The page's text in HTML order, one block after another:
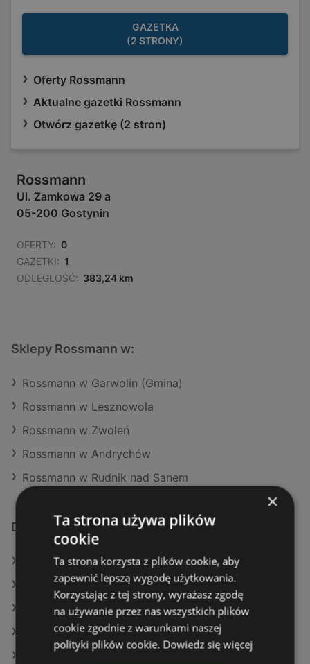
GAZETKA
(2 STRONY)
Oferty Rossmann
Aktualne gazetki Rossmann
Otwórz gazetkę (2 stron)
Rossmann
Ul. Zamkowa 29 a
05-200 Gostynin
OFERTY: 0
GAZETKI: 1
ODLEGŁOŚĆ: 383,24 km
Sklepy Rossmann w:
Rossmann w Garwolin (Gmina)
Rossmann w Lesznowola
Rossmann w Zwoleń
Rossmann w Andrychów
Rossmann w Rudnik nad Sanem
Dodatkowe łącza
Oferty Rossmann
Oferty Super-Pharm
Oferty Drogeria Jasmin
Aktualne gazetki Natura Drogerie
Aktualne gazetki Hebe
×
Ta strona używa plików
cookie
Ta strona korzysta z plików cookie, aby
zapewnić lepszą wygodę użytkowania.
Korzystając z tej strony, wyrażasz zgodę
na używanie przez nas wszystkich plików
cookie zgodnie z warunkami naszej
polityki plików cookie. Dowiedz się więcej